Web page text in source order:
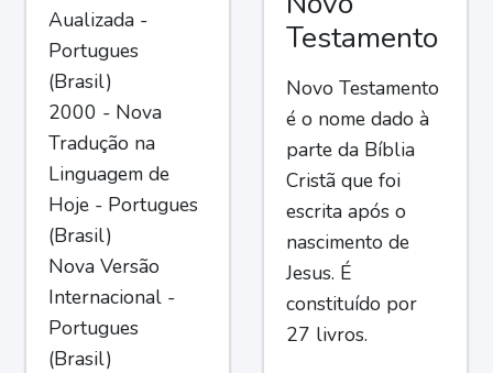
Aualizada -
Portugues
(Brasil)
2000 - Nova
Tradução na
Linguagem de
Hoje - Portugues
(Brasil)
Nova Versão
Internacional -
Portugues
(Brasil)
Testamento
Novo Testamento
é o nome dado à
parte da Bíblia
Cristã que foi
escrita após o
nascimento de
Jesus. É
constituído por
27 livros.